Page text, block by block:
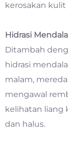
kerosakan
Hidrasi
Ditambah
hidrasi
malam,
mengawal
kelihatan liang
dan halus.